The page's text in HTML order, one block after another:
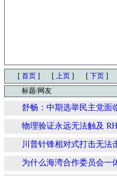
[ 首页 ] [ 上页 ] [ 下页 ]
标题/网友
舒畅：中期选举民主党面
物理验证永远无法触及
川普针锋相对式打击无法
为什么海湾合作委员会一